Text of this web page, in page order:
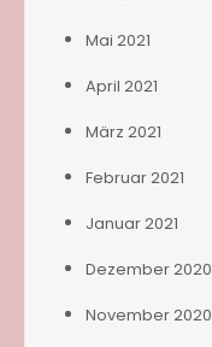
Mai 2021
April 2021
März 2021
Februar 2021
Januar 2021
Dezember 2020
November 2020